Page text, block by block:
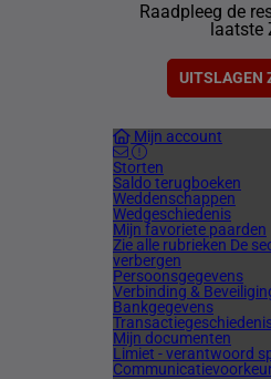
Raadpleeg de
laatste
UITSLAGEN
Mijn account
Storten
Saldo terugboeken
Weddenschappen
Wedgeschiedenis
Mijn favoriete paarden
Zie alle rubrieken De
verbergen
Persoonsgegevens
Verbinding &
Bankgegevens
Mijn documenten
Limiet - verantwoord